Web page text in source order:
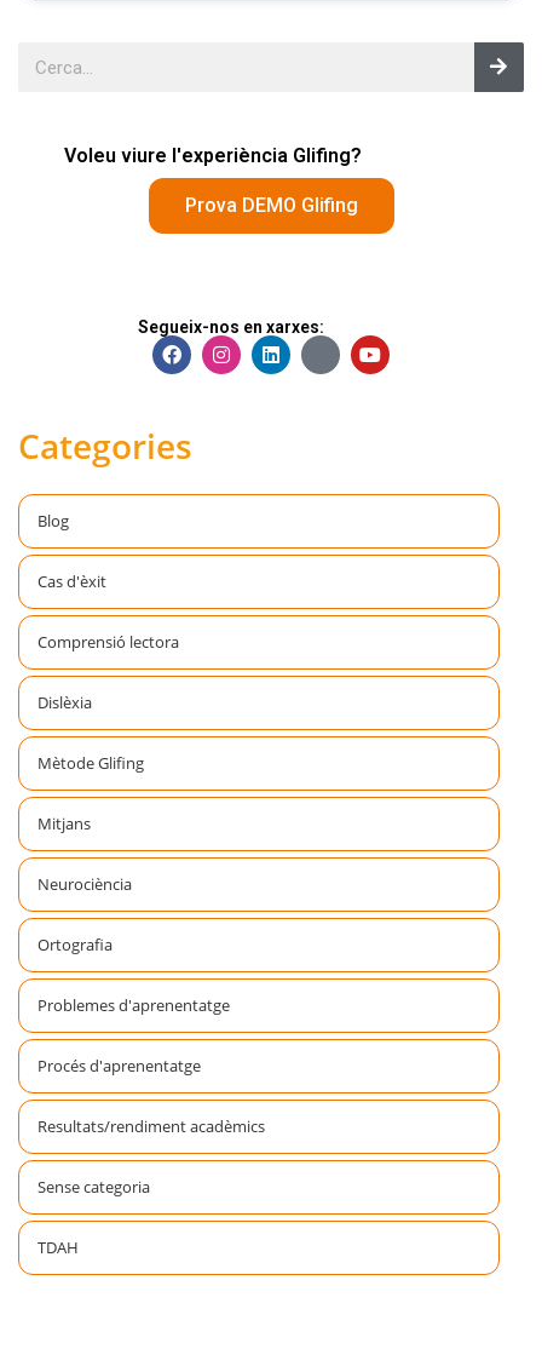
Voleu viure l'experiència Glifing?
Prova DEMO Glifing
Segueix-nos en xarxes:
Categories
Blog
Cas d'èxit
Comprensió lectora
Dislèxia
Mètode Glifing
Mitjans
Neurociència
Ortografia
Problemes d'aprenentatge
Procés d'aprenentatge
Resultats/rendiment acadèmics
Sense categoria
TDAH